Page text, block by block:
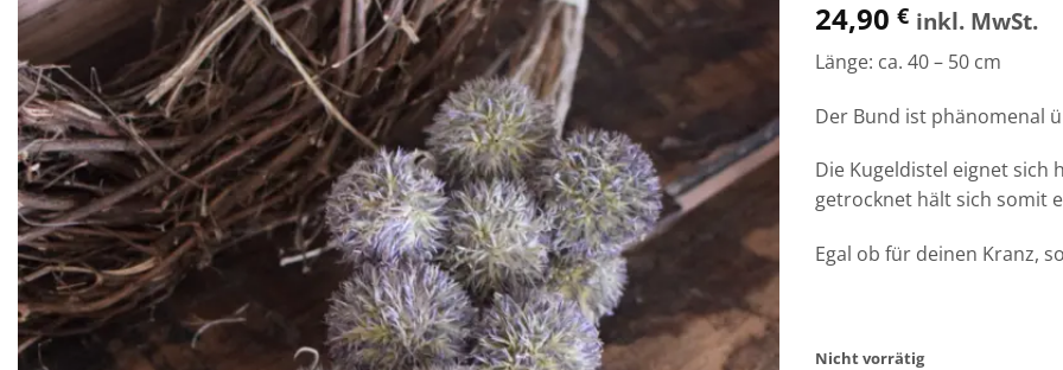
24,90 € inkl. MwSt.
Länge: ca. 40 – 50 cm
Der Bund ist phänomenal
Die Kugeldistel eignet sich
getrocknet hält sich somit
Egal ob für deinen Kranz,
Nicht vorrätig